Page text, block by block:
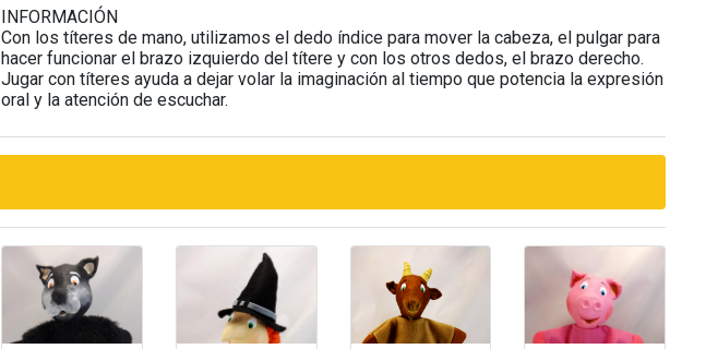
INFORMACIÓN
Con los títeres de mano, utilizamos el dedo índice para mover la cabeza, el pulgar para
hacer funcionar el brazo izquierdo del títere y con los otros dedos, el brazo derecho.
Jugar con títeres ayuda a dejar volar la imaginación al tiempo que potencia la expresión
oral y la atención de escuchar.